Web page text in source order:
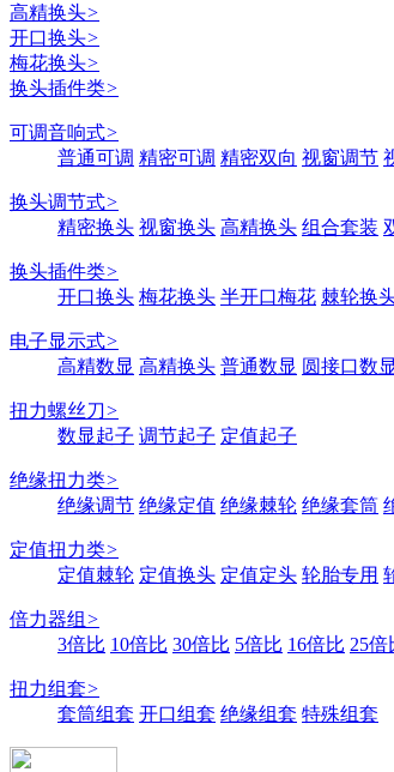
高精换头>
开口换头>
梅花换头>
换头插件类>
可调音响式>
普通可调 精密可调 精密双向 视窗调节
换头调节式>
精密换头 视窗换头 高精换头 组合套装
换头插件类>
开口换头 梅花换头 半开口梅花 棘轮换
电子显示式>
高精数显 高精换头 普通数显 圆接口数显
扭力螺丝刀>
数显起子 调节起子 定值起子
绝缘扭力类>
绝缘调节 绝缘定值 绝缘棘轮 绝缘套筒
定值扭力类>
定值棘轮 定值换头 定值定头 轮胎专用
倍力器组 >
3倍比 10倍比 30倍比 5倍比 16倍比 25倍
扭力组套>
套筒组套 开口组套 绝缘组套 特殊组套